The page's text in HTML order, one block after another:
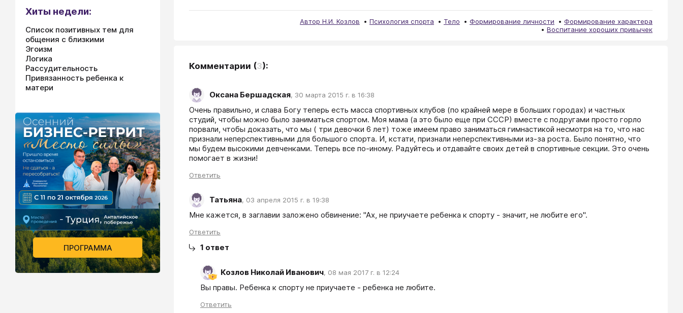
Автор Н.И. Козлов Психология спорта Тело Формирование личности
Формирование характера
Воспитание хороших привычек
Комментарии (3):
Оксана Бершадская, 30 марта 2015 г. в 16:38
Очень правильно, и слава Богу теперь есть масса спортивных клубов (по крайней мере в больших городах) и частных
студий, чтобы можно было заниматься спортом. Моя мама (а это было еще при СССР) вместе с подругами просто горло
порвали, чтобы доказать, что мы ( три девочки 6 лет) тоже имеем право заниматься гимнастикой несмотря на то, что нас
признали неперспективными для большого спорта. И, кстати, признали неперспективными из-за роста. Было понятно, что
мы будем высокими девченками. Теперь все по-иному. Радуйтесь и отдавайте своих детей в спортивные секции. Это очень
помогает в жизни!
Ответить
Татьяна, 03 апреля 2015 г. в 19:38
Мне кажется, в заглавии заложено обвинение: "Ах, не приучаете ребенка к спорту - значит, не любите его".
Ответить
1 ответ
Козлов Николай Иванович, 08 мая 2017 г. в 12:24
Вы правы. Ребенка к спорту не приучаете - ребенка не любите.
Ответить
Хиты недели:
Список позитивных тем для
общения с близкими
Эгоизм
Логика
Рассудительность
Привязанность ребенка к
матери
ПРОГРАММА